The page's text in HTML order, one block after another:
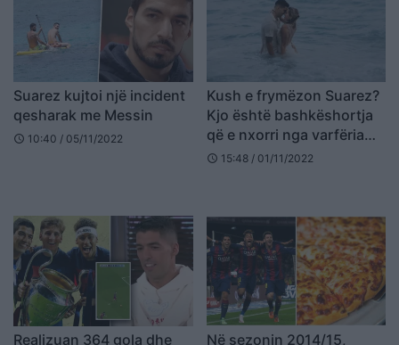
Suarez kujtoi një incident
qesharak me Messin
schedule 10:40 / 05/11/2022
Kush e frymëzon Suarez?
Kjo është bashkëshortja
që e nxorri nga varfëria
dhe e mbështeti kudo ku
schedule 15:48 / 01/11/2022
Realizuan 364 gola dhe
Në sezonin 2014/15,